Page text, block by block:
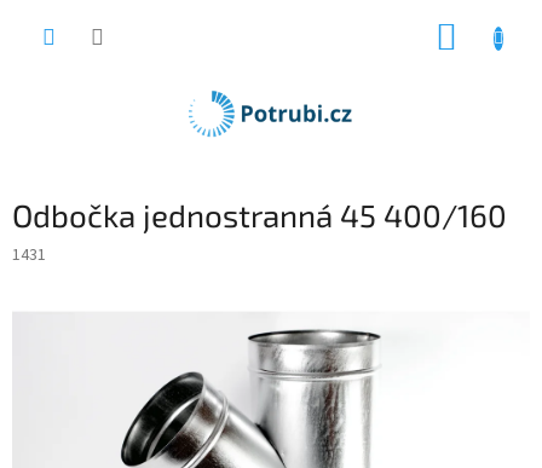
Odbočka jednostranná 45 400/160
1431